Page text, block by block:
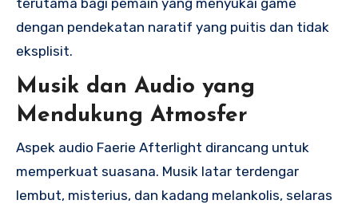
dengan pendekatan naratif yang puitis dan tidak
eksplisit.
Musik dan Audio yang
Mendukung Atmosfer
Aspek audio Faerie Afterlight dirancang untuk
memperkuat suasana. Musik latar terdengar
lembut, misterius, dan kadang melankolis, selaras